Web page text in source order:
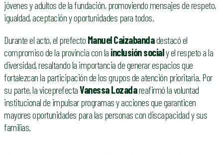
jóvenes y adultos de la fundación, promoviendo mensajes de respeto,
igualdad, aceptación y oportunidades para todos.
Durante el acto, el prefecto Manuel Caizabandadestacó el
compromiso de la provincia con la inclusión socialy el respeto a la
diversidad, resaltando la importancia de generar espacios que
fortalezcan la participación de los grupos de atención prioritaria. Por
su parte, la viceprefectaVanessa Lozadareafirmó la voluntad
institucional de impulsar programas y acciones que garanticen
mayores oportunidades para las personas con discapacidad y sus
familias.